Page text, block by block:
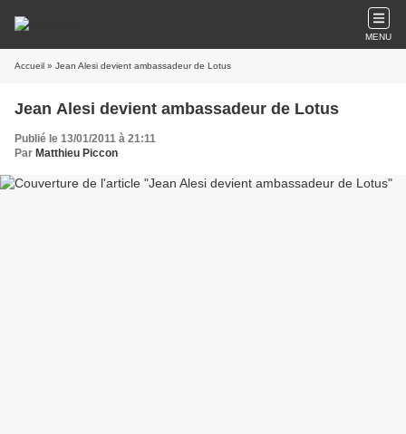
MENU
Accueil » Jean Alesi devient ambassadeur de Lotus
Jean Alesi devient ambassadeur de Lotus
Publié le 13/01/2011 à 21:11
Par Matthieu Piccon